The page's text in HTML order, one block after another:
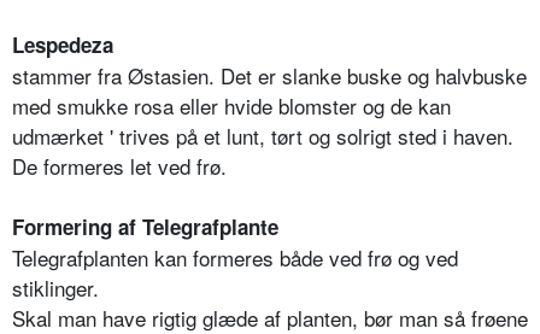
Lespedeza
stammer fra Østasien. Det er slanke buske og halvbuske
med smukke rosa eller hvide blomster og de kan
udmærket ' trives på et lunt, tørt og solrigt sted i haven.
De formeres let ved frø.
Formering af Telegrafplante
Telegrafplanten kan formeres både ved frø og ved
stiklinger.
Skal man have rigtig glæde af planten, bør man så frøene